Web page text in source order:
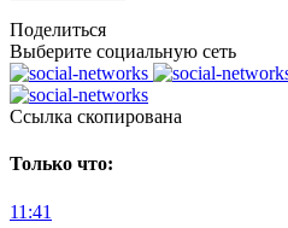
Поделиться
Выберите социальную сеть
Ccылка скопирована
Только что:
11:41